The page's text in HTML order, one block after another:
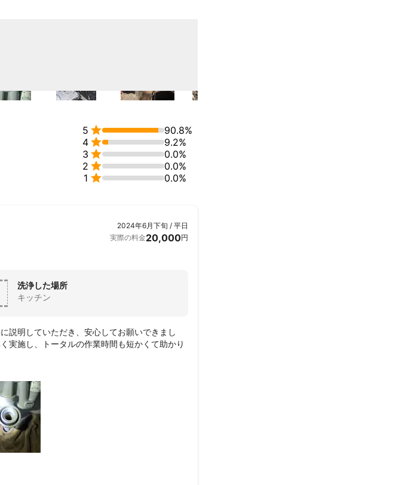
5 
90.8%
4 
9.2%
3 
0.0%
2 
0.0%
1  0.0%
2024年6月下旬 / 平日
実際の料金20,000円
洗浄した場所
キッチン
説明していただき、安心してお願いできまし
実施し、トータルの作業時間も短かくて助かり
逆に安心できました。